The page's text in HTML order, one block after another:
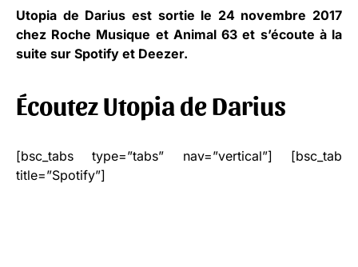
Utopia de Darius est sortie le 24 novembre 2017
chez Roche Musique et Animal 63 et s’écoute à la
suite sur Spotify et Deezer.
Écoutez Utopia de Darius
[bsc_tabs type=”tabs” nav=”vertical”] [bsc_tab
title=”Spotify”]